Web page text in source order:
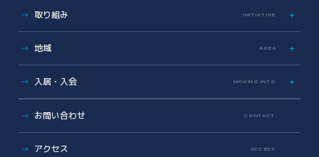
基本情報資料
運営会社について
こどもとかがくとあいぱーく
共有設備・スペース
安全対策・環境保全
取り組み INITIATIVE
AI/DX Concierge
コラボレーション支援
共創支援プログラム(CollaboRaising)
オンラインマッチングシステム
地域 AREA
地域に開かれた湘南アイパーク
地域への報告
入居・入会 MOVING INTO
メンバーシップ入会
お問い合わせ CONTACT
アクセス ACCESS